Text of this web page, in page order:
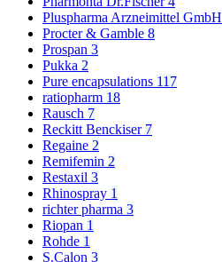
Pluspharma Arzneimittel GmbH
Procter & Gamble 8
Prospan 3
Pukka 2
Pure encapsulations 117
ratiopharm 18
Rausch 7
Reckitt Benckiser 7
Regaine 2
Remifemin 2
Restaxil 3
Rhinospray 1
richter pharma 3
Riopan 1
Rohde 1
S.Calon 3